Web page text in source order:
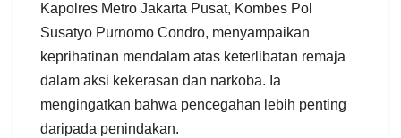
Kapolres Metro Jakarta Pusat, Kombes Pol
Susatyo Purnomo Condro, menyampaikan
keprihatinan mendalam atas keterlibatan remaja
dalam aksi kekerasan dan narkoba. Ia
mengingatkan bahwa pencegahan lebih penting
daripada penindakan.